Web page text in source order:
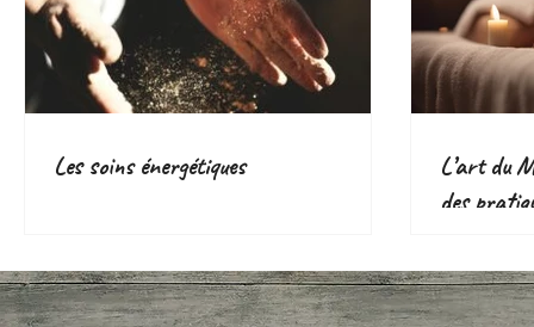
Les soins énergétiques
L’art du
des